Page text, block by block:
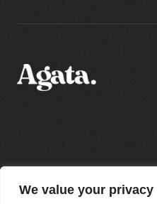
We value your privacy
Regulamin sklepu